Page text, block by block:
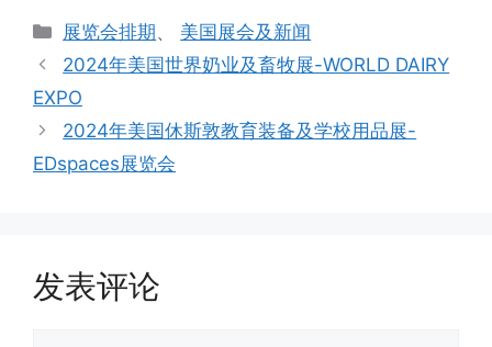
分
类
展览会排期、 美国展会及新闻
2024年美国世界奶业及畜牧展-WORLD DAIRY
EXPO
2024年美国休斯敦教育装备及学校用品展-
EDspaces展览会
发表评论